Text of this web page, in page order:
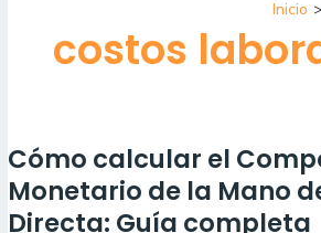
Inicio
costos
Cómo calcular el
Monetario de la Mano
Directa: Guía completa
Cómo
calcular
el